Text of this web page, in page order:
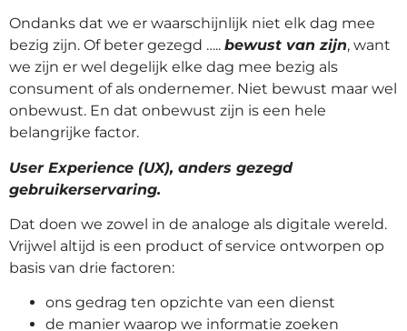
Ondanks dat we er waarschijnlijk niet elk dag mee
bezig zijn. Of beter gezegd ….. bewust van zijn, want
we zijn er wel degelijk elke dag mee bezig als
consument of als ondernemer. Niet bewust maar wel
onbewust. En dat onbewust zijn is een hele
belangrijke factor.
User Experience (UX), anders gezegd
gebruikerservaring.
Dat doen we zowel in de analoge als digitale wereld.
Vrijwel altijd is een product of service ontworpen op
basis van drie factoren:
ons gedrag ten opzichte van een dienst
de manier waarop we informatie zoeken